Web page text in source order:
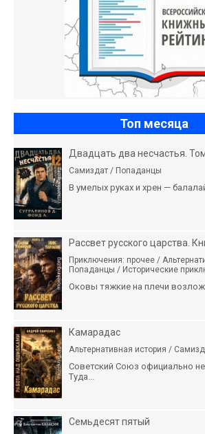
Топ месяца
Двадцать два несчастья.
Самиздат / Попаданцы
В умелых руках и хрен —
Рассвет русского царства.
Приключения: прочее /
Попаданцы / Исторические
Оковы тяжкие на плечи
Камарадас
Альтернативная история /
Советский Союз официально
Туда...
Семьдесят пятый